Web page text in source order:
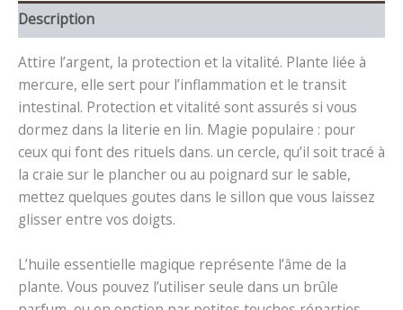
Description
Attire l’argent, la protection et la vitalité. Plante liée à
mercure, elle sert pour l’inflammation et le transit
intestinal. Protection et vitalité sont assurés si vous
dormez dans la literie en lin. Magie populaire : pour
ceux qui font des rituels dans. un cercle, qu’il soit tracé à
la craie sur le plancher ou au poignard sur le sable,
mettez quelques goutes dans le sillon que vous laissez
glisser entre vos doigts.
L’huile essentielle magique représente l’âme de la
plante. Vous pouvez l’utiliser seule dans un brûle